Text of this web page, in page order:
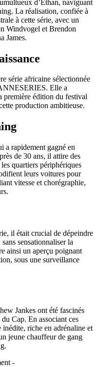
d’Ethan, naviguant
La réalisation, confiée à
à cette série, avec un
Windvogel et Brendon
James.
série africaine sélectionnée
Elle a
première édition du festival
production ambitieuse.
a rapidement gagné en
de 30 ans, il attire des
quartiers périphériques
leurs voitures pour
vitesse et chorégraphie,
il était crucial de dépeindre
sensationnaliser la
ainsi un aperçu poignant
sous une surveillance
Jankes ont été fascinés
Cap. En associant ces
riche en adrénaline et
jeune chauffeur de gang
-